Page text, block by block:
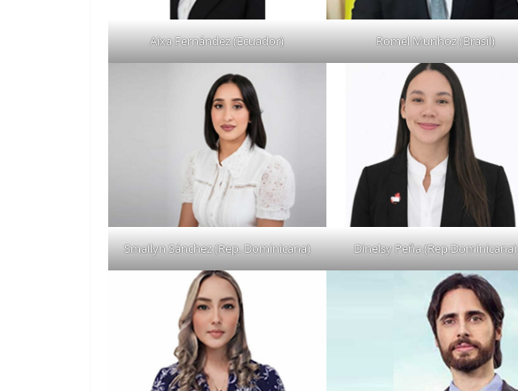
Aixa Fernández (Ecuador) Romel Munhoz (Brasil)
Smailyn Sánchez (Rep. Dominicana) Dinelsy Peña (Rep.Dominicana)